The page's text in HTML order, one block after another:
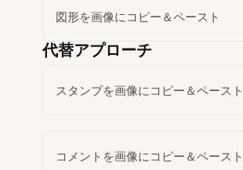
図形を画像にコピー＆ペースト
代替アプローチ
スタンプを画像にコピー＆ペースト
コメントを画像にコピー＆ペースト